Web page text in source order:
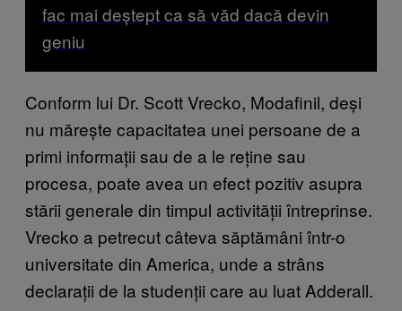
fac mai deștept ca să văd dacă devin
geniu
Conform lui Dr. Scott Vrecko, Modafinil, deși
nu mărește capacitatea unei persoane de a
primi informații sau de a le reține sau
procesa, poate avea un efect pozitiv asupra
stării generale din timpul activității întreprinse.
Vrecko a petrecut câteva săptămâni într-o
universitate din America, unde a strâns
declarații de la studenții care au luat Adderall.